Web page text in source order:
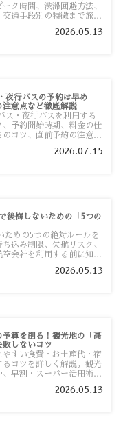
ク時間、渋滞回避方法、
通手段別の特徴まで旅行
2026.05.13
夜行バスの予約は早め
注意点など徹底解説
ス・夜行バスを利用する
、予約開始時期、料金の仕
コツ、直前予約の注意点
2026.07.15
後悔しないための「5つの
めの5つの絶対ルールを
込み制限、欠航リスク、
空会社を利用する前に知っ
2026.05.13
予算を削る！観光地の「高
敗しないコツ
すい食費・お土産代・宿
コツを詳しく解説。観光
早割・スーパー活用術、
2026.05.13